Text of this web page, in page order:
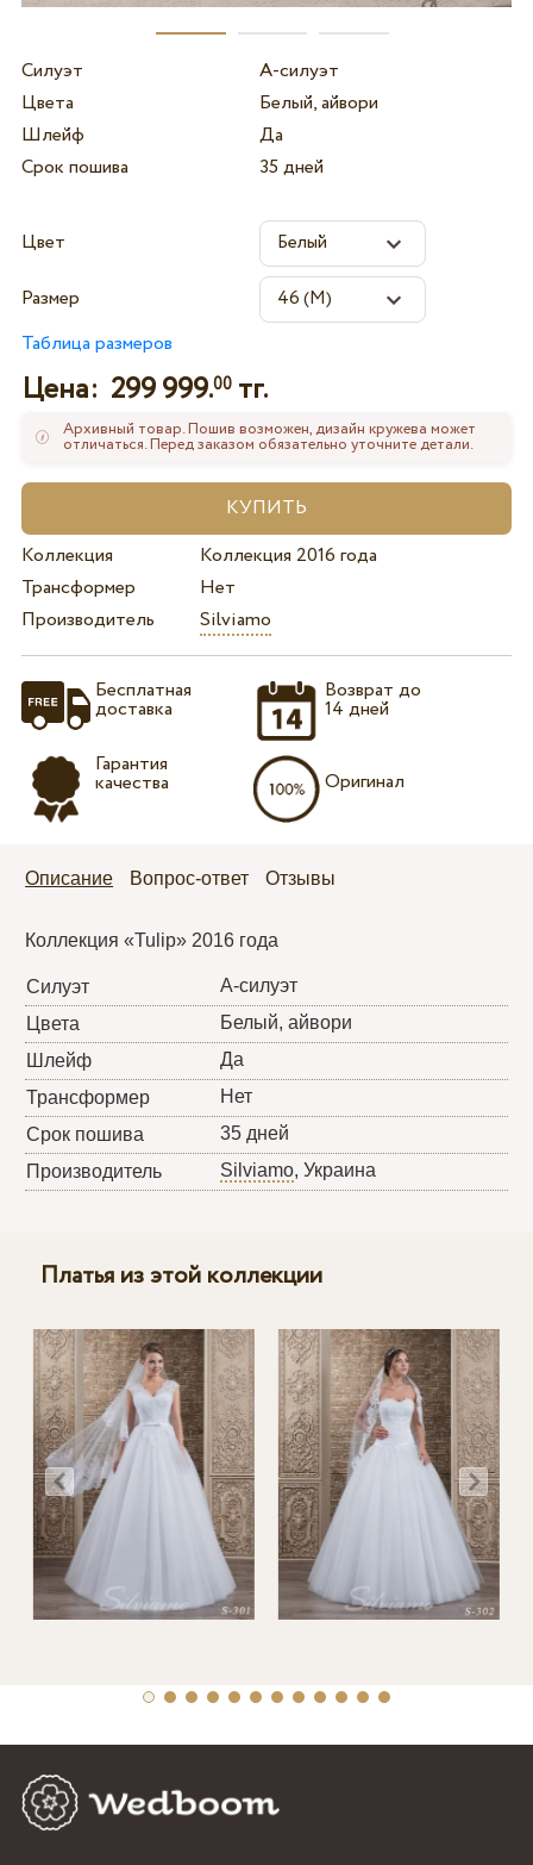
Силуэт
А-силуэт
Цвета
Белый, айвори
Шлейф
Да
Срок пошива
35 дней
Цвет
Размер
Таблица размеров
Цена: 299 999.00тг.
Архивный товар. Пошив возможен, дизайн кружева может
отличаться. Перед заказом обязательно уточните детали.
Коллекция
Коллекция 2016 года
Трансформер
Нет
Производитель
Silviamo
Бесплатная
доставка
Гарантия
качества
Возврат до
14 дней
Оригинал
Описание Вопрос-ответ Отзывы
Коллекция «Tulip» 2016 года
Силуэт
А-силуэт
Цвета
Белый, айвори
Шлейф
Да
Трансформер
Нет
Срок пошива
35 дней
Производитель
Silviamo, Украина
Платья из этой коллекции